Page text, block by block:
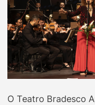
O Teatro Bradesco